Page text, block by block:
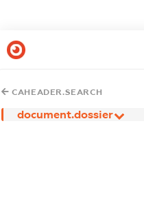
CAHEADER.SEARCH
document.dossier